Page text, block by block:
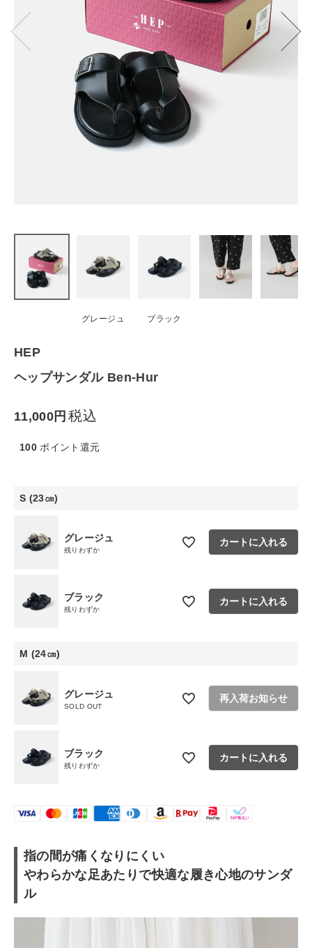
ナチュラル服
ファッション雑貨
食品
ギフト
ブランド
全ての商品
特集
お問い合わせ
グレージュ ブラック
HEP
ヘップサンダル Ben-Hur
11,000 税込
100 ポイント還元
S (23㎝)
グレージュ
残りわずか
カートに入れる
ブラック
残りわずか
カートに入れる
M (24㎝)
グレージュ
SOLD OUT
再入荷お知らせ
ブラック
残りわずか
カートに入れる
指の間が痛くなりにくい
やわらかな足あたりで快適な履き心地のサンダ
ル